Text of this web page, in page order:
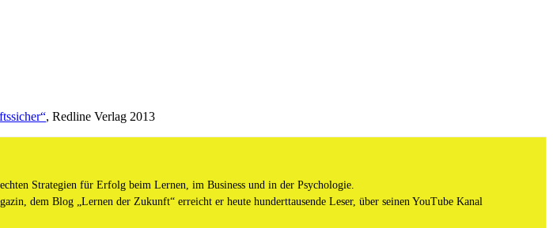
, Redline Verlag 2013
Strategien für Erfolg beim Lernen, im Business und in der Psychologie.
dem Blog „Lernen der Zukunft“ erreicht er heute hunderttausende Leser, über seinen YouTube Kanal